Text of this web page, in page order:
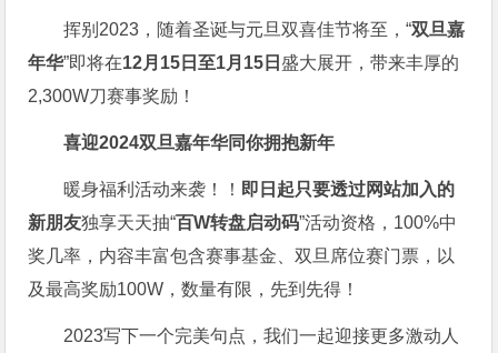
挥别2023，随着圣诞与元旦双喜佳节将至，“双旦嘉
年华”即将在12月15日至1月15日 盛大展开，带来丰厚的
2,300W刀赛事奖励！
喜迎2024双旦嘉年华同你拥抱新年
暖身福利活动来袭！！ 即日起只要透过网站加入的
新朋友独享天天抽“百W转盘启动码”活动资格，100%中
奖几率，内容丰富包含赛事基金、双旦席位赛门票，以
及最高奖励100W，数量有限，先到先得！
2023写下一个完美句点，我们一起迎接更多激动人